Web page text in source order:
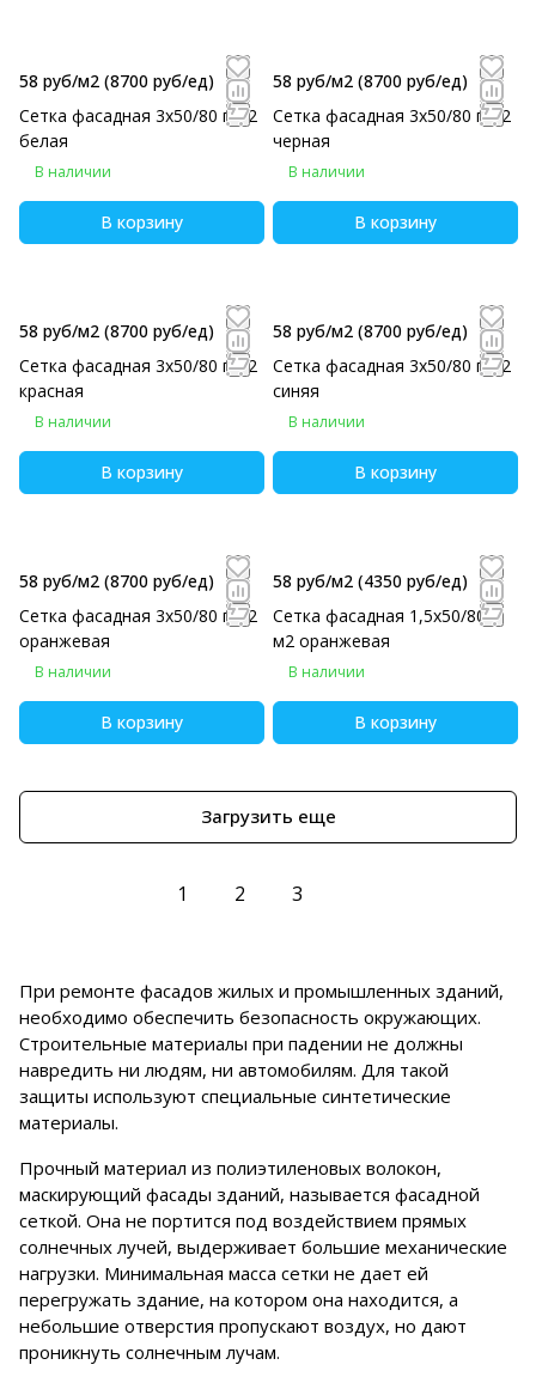
58 руб/м2 (8700 руб/eд)
Сетка фасадная 3х50/80 г/м2
белая
В наличии
В корзину
58 руб/м2 (8700 руб/eд)
Сетка фасадная 3х50/80 г/м2
черная
В наличии
В корзину
58 руб/м2 (8700 руб/eд)
Сетка фасадная 3х50/80 г/м2
красная
В наличии
В корзину
58 руб/м2 (8700 руб/eд)
Сетка фасадная 3х50/80 г/м2
синяя
В наличии
В корзину
58 руб/м2 (8700 руб/eд)
Сетка фасадная 3х50/80 г/м2
оранжевая
В наличии
В корзину
58 руб/м2 (4350 руб/eд)
Сетка фасадная 1,5х50/80 г/
м2 оранжевая
В наличии
В корзину
Загрузить еще
1 2 3
При ремонте фасадов жилых и промышленных зданий,
необходимо обеспечить безопасность окружающих.
Строительные материалы при падении не должны
навредить ни людям, ни автомобилям. Для такой
защиты используют специальные синтетические
материалы.
Прочный материал из полиэтиленовых волокон,
маскирующий фасады зданий, называется фасадной
сеткой. Она не портится под воздействием прямых
солнечных лучей, выдерживает большие механические
нагрузки. Минимальная масса сетки не дает ей
перегружать здание, на котором она находится, а
небольшие отверстия пропускают воздух, но дают
проникнуть солнечным лучам.